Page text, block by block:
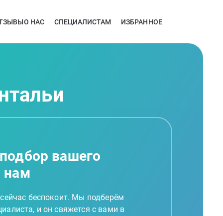
О НАС СПЕЦИАЛИСТАМ ИЗБРАННОЕ
вашего
нам
беспокоит. Мы подберём
и он свяжется с вами в